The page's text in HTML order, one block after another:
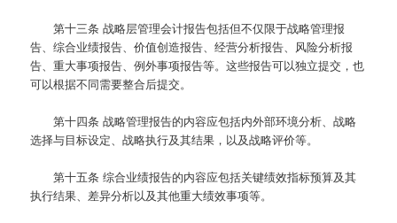
第十三条 战略层管理会计报告包括但不仅限于战略管理报
告、综合业绩报告、价值创造报告、经营分析报告、风险分析报
告、重大事项报告、例外事项报告等。这些报告可以独立提交，也
可以根据不同需要整合后提交。
第十四条 战略管理报告的内容应包括内外部环境分析、战略
选择与目标设定、战略执行及其结果，以及战略评价等。
第十五条 综合业绩报告的内容应包括关键绩效指标预算及其
执行结果、差异分析以及其他重大绩效事项等。